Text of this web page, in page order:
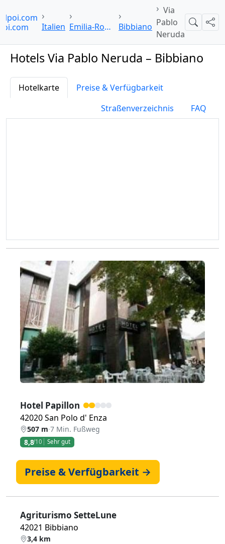
Italien
Emilia-Romagna Bibbiano
Via
Pablo
Neruda
Suche
Hotels Via Pablo Neruda – Bibbiano
Hotelkarte
Preise & Verfügbarkeit
Straßenverzeichnis
FAQ
Zurück
Hotel Papillon
42020 San Polo d' Enza
507 m·7 Min. Fußweg
8,8/10 Sehr gut
Preise & Verfügbarkeit →
Agriturismo SetteLune
42021 Bibbiano
3,4 km